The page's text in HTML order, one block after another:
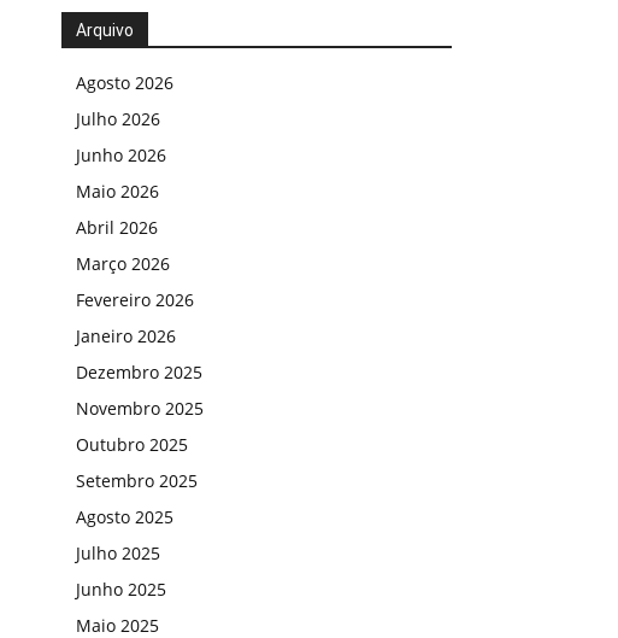
Arquivo
Agosto 2026
Julho 2026
Junho 2026
Maio 2026
Abril 2026
Março 2026
Fevereiro 2026
Janeiro 2026
Dezembro 2025
Novembro 2025
Outubro 2025
Setembro 2025
Agosto 2025
Julho 2025
Junho 2025
Maio 2025